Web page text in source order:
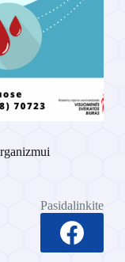
Pasidalinkite